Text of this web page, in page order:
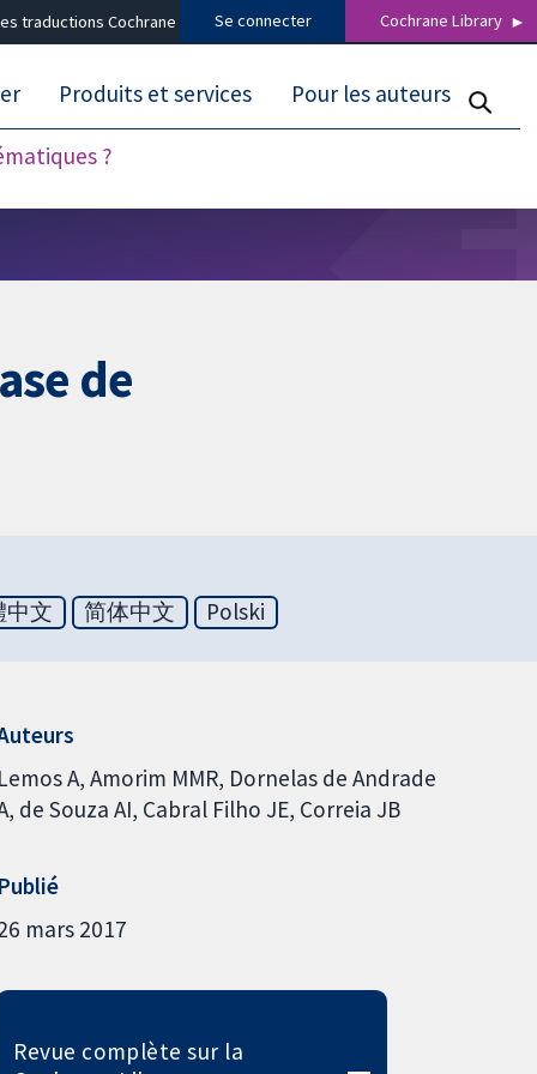
traductions Cochrane Se connecter Cochrane Library
?
Produits et services Pour les auteurs
de
中文 简体中文 Polski
Lemos A Amorim MMR Dornelas de Andrade
de Souza AI Cabral Filho JE Correia JB
Publié
mars 2017
Revue complète sur la